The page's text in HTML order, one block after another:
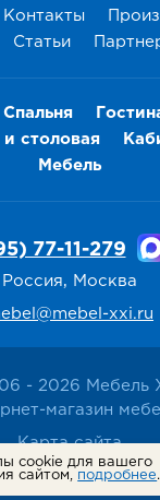
Контакты
Статьи
Спальня
и столовая
Мебель
- 2026 Мебель
магазин
Карта сайта
77-11-279
Россия, Москва
xxi.ru
cookie для вашего
сайтом, подробнее.